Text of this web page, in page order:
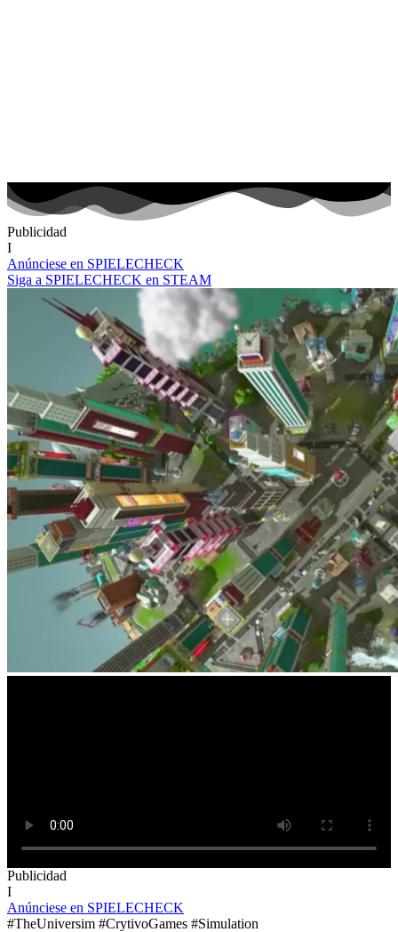
Publicidad
I
Anúnciese en SPIELECHECK
Siga a SPIELECHECK en STEAM
Publicidad
I
Anúnciese en SPIELECHECK
#TheUniversim #CrytivoGames #Simulation